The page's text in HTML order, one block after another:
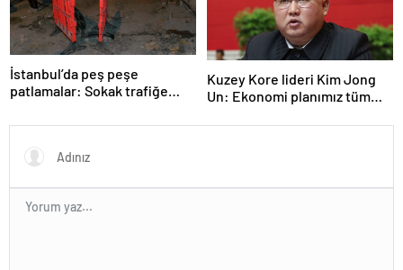
İstanbul’da peş peşe
patlamalar: Sokak trafiğe
Kuzey Kore lideri Kim Jong
Un: Ekonomi planımız tüm